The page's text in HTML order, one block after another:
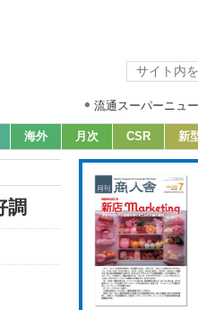
流通スーパーニュ
海外 月次 CSR 新
調